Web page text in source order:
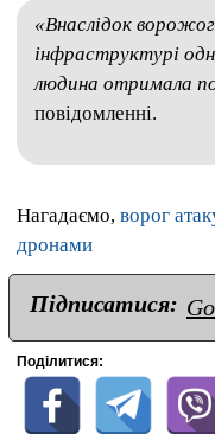
«Внаслідок
інфраструктурі
людина отримала
повідомленні.
Нагадаємо, ворог
дронами
Підписатися:
Поділитися: